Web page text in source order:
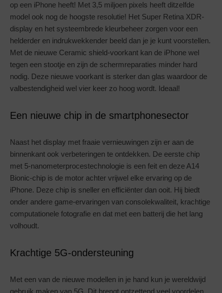
op een iPhone heeft! Met 3,5 miljoen pixels heeft ditzelfde
model ook nog de hoogste resolutie! Het Super Retina XDR-
display en het systeembrede kleurbeheer zorgen voor een
helderder en indrukwekkender beeld dan je je kunt voorstellen.
Met de nieuwe Ceramic shield-voorkant kan de iPhone wel
tegen een stootje en zijn de schermreparaties minder hard
nodig. Deze nieuwe voorkant is sterker dan glas waardoor de
valbestendigheid wel vier keer zo hoog wordt. Ideaal!
Een nieuwe chip in de smartphonesector
Naast het display met fraaie vernieuwingen zijn er aan de
binnenkant ook verbeteringen te ontdekken. De eerste chip
met 5-nanometerprocestechnologie is een feit en deze A14
Bionic-chip is de motor achter vrijwel elke ervaring op de
iPhone. Deze chip is sneller en efficiënter dan ooit. Hij biedt
onder andere game-ervaringen van consolekwaliteit, krachtige
computationele fotografie en dat met een batterij die het lang
volhoudt.
Krachtige 5G-ondersteuning
Met een van de nieuwe modellen in je hand kun je wereldwijd